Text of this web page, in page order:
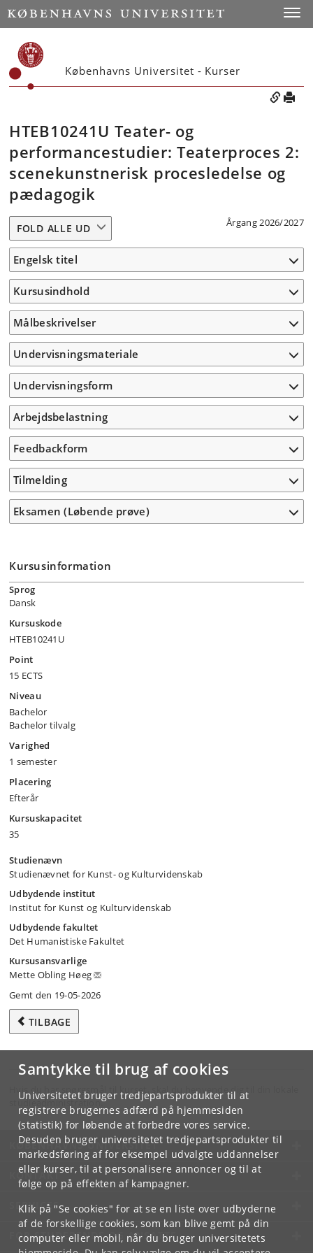
Samtykke til brug af cookies
Universitetet bruger tredjepartsprodukter til at
registrere brugernes adfærd på hjemmesiden
(statistik) for løbende at forbedre vores service.
Desuden bruger universitetet tredjepartsprodukter til
markedsføring af for eksempel udvalgte uddannelser
eller kurser, til at personalisere annoncer og til at
følge op på effekten af kampagner.
Klik på "Se cookies" for at se en liste over udbyderne
af de forskellige cookies, som kan blive gemt på din
computer eller mobil, når du bruger universitetets
Københavns Universitet - Kurser
HTEB10241U Teater- og
performancestudier: Teaterproces 2:
scenekunstnerisk procesledelse og
pædagogik
Årgang 2026/2027
FOLD ALLE UD
Engelsk titel
Kursusindhold
Målbeskrivelser
Undervisningsmateriale
Undervisningsform
Arbejdsbelastning
Feedbackform
Tilmelding
Eksamen (Løbende prøve)
Kursusinformation
Sprog
Dansk
Kursuskode
HTEB10241U
Point
15 ECTS
Niveau
Bachelor
Bachelor tilvalg
Varighed
1 semester
Placering
Efterår
Kursuskapacitet
35
Studienævn
Studienævnet for Kunst- og Kulturvidenskab
Udbydende institut
Institut for Kunst og Kulturvidenskab
Udbydende fakultet
Det Humanistiske Fakultet
Kursusansvarlige
Mette Obling Høeg
Gemt den 19-05-2026
TILBAGE
Hvis du har spørgsmål til kurset, skal du henvende dig til din lokale
studieadministration.
KØBENHAVNS UNIVERSITET
KONTAKT
SERVICES
FOR STUDERENDE OG ANSATTE